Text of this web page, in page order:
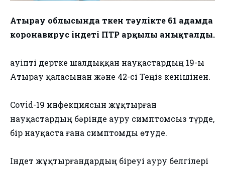
Атырау облысында өткен тәулікте 61 адамда
коронавирус індеті ПТР арқылы анықталды.
Қауіпті дертке шалдыққан науқастардың 19-ы
Атырау қаласынан және 42-сі Теңіз кенішінен.
Covid-19 инфекциясын жұқтырған
науқастардың бәрінде ауру симптомсыз түрде,
бір науқаста ғана симптомды өтуде.
Індет жұқтырғандардың біреуі ауру белгілері